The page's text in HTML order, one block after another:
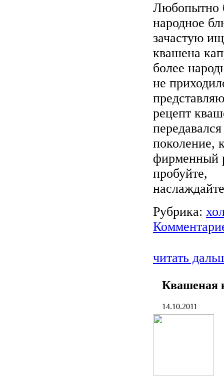
Любопытно
народное
зачастую
квашена
более
не
рецепт
поколение,
фирменный
пробуйте,
Рубрика:
читать
Квашеная
14.10.2011